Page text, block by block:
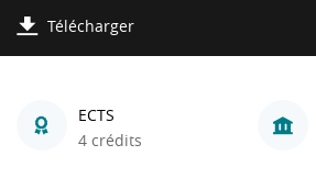
Télécharger
ECTS
4 crédits